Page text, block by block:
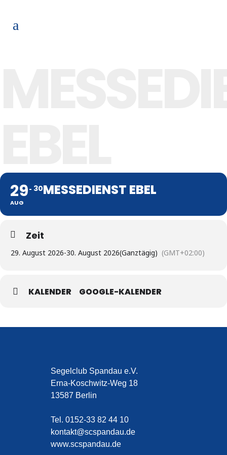
29
AUG
30MESSEDIENST EBEL
Zeit
29. August 2026-30. August 2026(Ganztägig) (GMT+02:00)
KALENDER GOOGLE-KALENDER
Segelclub Spandau e.V.
Erna-Koschwitz-Weg 18
13587 Berlin
Tel. 0152-33 82 44 10
kontakt@scspandau.de
www.scspandau.de